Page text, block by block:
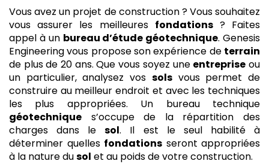
Vous avez un projet de construction ? Vous souhaitez
vous assurer les meilleures fondations? Faites
appel à un bureau d’étude géotechnique. Genesis
Engineering vous propose son expérience de terrain
de plus de 20 ans. Que vous soyez une entreprise ou
un particulier, analysez vos solsvous permet de
construire au meilleur endroit et avec les techniques
les plus appropriées. Un bureau technique
géotechnique s’occupe de la répartition des
charges dans lesol. Il est le seul habilité à
déterminer quelles fondations seront appropriées
à la nature dusol et au poids de votre construction.